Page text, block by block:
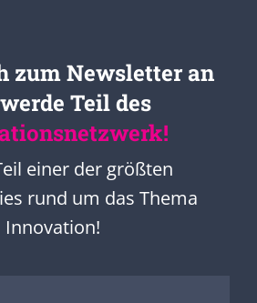
zum Newsletter an
Teil des
einer der größten
rund um das Thema
Innovation!